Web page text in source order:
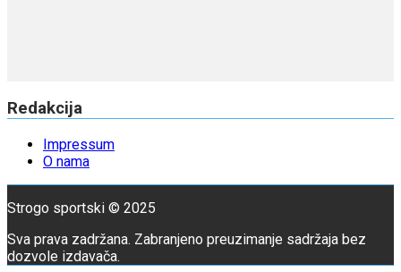
Redakcija
Impressum
O nama
Strogo sportski © 2025
Sva prava zadržana. Zabranjeno preuzimanje sadržaja bez
dozvole izdavača.